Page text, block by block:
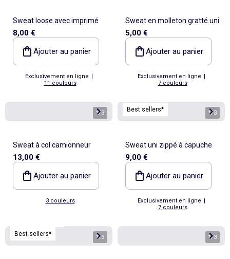
Sweat loose avec imprimé
8,00 €
Ajouter au panier
Exclusivement en ligne |
11 couleurs
Sweat en molleton gratté uni
5,00 €
Ajouter au panier
Exclusivement en ligne |
7 couleurs
1/3
Sweat à col camionneur
13,00 €
Ajouter au panier
3 couleurs
Best sellers* 1/3
Sweat uni zippé à capuche
9,00 €
Ajouter au panier
Exclusivement en ligne |
7 couleurs
Best sellers*
1/3 1/3